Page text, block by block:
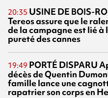
20:35 USINE DE BOIS-
Tereos assure que le
de la campagne est lié
pureté des cannes
19:49 PORTÉ DISPARU
décès de Quentin
famille lance une
rapatrier son corps en